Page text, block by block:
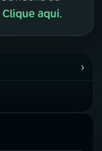
Clique aqui.
›